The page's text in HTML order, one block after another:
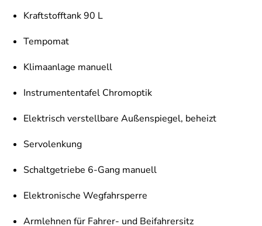
Kraftstofftank 90 L
Tempomat
Klimaanlage manuell
Instrumententafel Chromoptik
Elektrisch verstellbare Außenspiegel, beheizt
Servolenkung
Schaltgetriebe 6-Gang manuell
Elektronische Wegfahrsperre
Armlehnen für Fahrer- und Beifahrersitz